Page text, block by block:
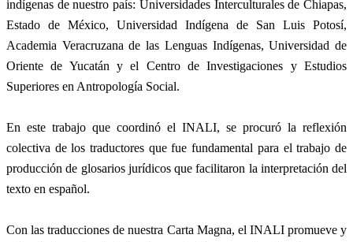
indígenas de nuestro país: Universidades Interculturales de Chiapas,
Estado de México, Universidad Indígena de San Luis Potosí,
Academia Veracruzana de las Lenguas Indígenas, Universidad de
Oriente de Yucatán y el Centro de Investigaciones y Estudios
Superiores en Antropología Social.
En este trabajo que coordinó el INALI, se procuró la reflexión
colectiva de los traductores que fue fundamental para el trabajo de
producción de glosarios jurídicos que facilitaron la interpretación del
texto en español.
Con las traducciones de nuestra Carta Magna, el INALI promueve y